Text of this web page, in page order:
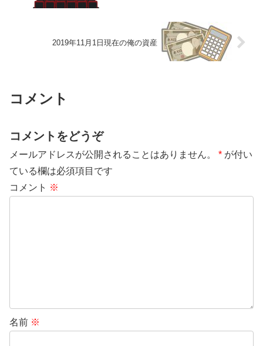
2019年11月1日現在の俺の資産
コメント
コメントをどうぞ
メールアドレスが公開されることはありません。 * が付い
ている欄は必須項目です
コメント ※
名前 ※